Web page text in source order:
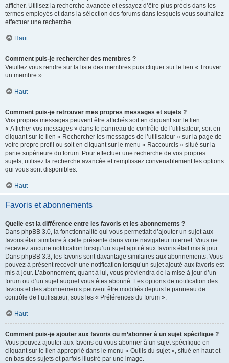
afficher. Utilisez la recherche avancée et essayez d’être plus précis dans les
termes employés et dans la sélection des forums dans lesquels vous souhaitez
effectuer une recherche.
Haut
Comment puis-je rechercher des membres ?
Veuillez vous rendre sur la liste des membres puis cliquer sur le lien « Trouver
un membre ».
Haut
Comment puis-je retrouver mes propres messages et sujets ?
Vos propres messages peuvent être affichés soit en cliquant sur le lien
« Afficher vos messages » dans le panneau de contrôle de l’utilisateur, soit en
cliquant sur le lien « Rechercher les messages de l’utilisateur » sur la page de
votre propre profil ou soit en cliquant sur le menu « Raccourcis » situé sur la
partie supérieure du forum. Pour effectuer une recherche de vos propres
sujets, utilisez la recherche avancée et remplissez convenablement les options
qui vous sont disponibles.
Haut
Favoris et abonnements
Quelle est la différence entre les favoris et les abonnements ?
Dans phpBB 3.0, la fonctionnalité qui vous permettait d’ajouter un sujet aux
favoris était similaire à celle présente dans votre navigateur internet. Vous ne
receviez aucune notification lorsqu’un sujet ajouté aux favoris était mis à jour.
Dans phpBB 3.3, les favoris sont davantage similaires aux abonnements. Vous
pouvez à présent recevoir une notification lorsqu’un sujet ajouté aux favoris est
mis à jour. L’abonnement, quant à lui, vous préviendra de la mise à jour d’un
forum ou d’un sujet auquel vous êtes abonné. Les options de notification des
favoris et des abonnements peuvent être modifiés depuis le panneau de
contrôle de l’utilisateur, sous les « Préférences du forum ».
Haut
Comment puis-je ajouter aux favoris ou m’abonner à un sujet spécifique ?
Vous pouvez ajouter aux favoris ou vous abonner à un sujet spécifique en
cliquant sur le lien approprié dans le menu « Outils du sujet », situé en haut et
en bas des sujets et parfois illustré par une image.